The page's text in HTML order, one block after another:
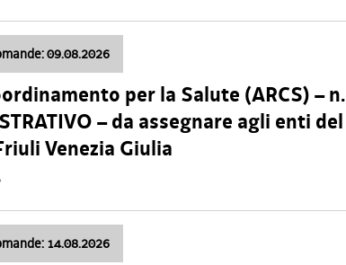
09.08.2026
per la Salute (ARCS) – n.
– da assegnare agli enti del
Venezia Giulia
14.08.2026